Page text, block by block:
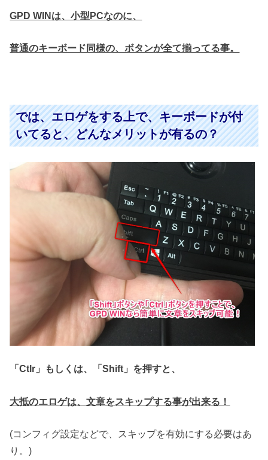
GPD WINは、小型PCなのに、
普通のキーボード同様の、ボタンが全て揃ってる事。
では、エロゲをする上で、キーボードが付
いてると、どんなメリットが有るの？
「Ctlr」もしくは、「Shift」を押すと、
大抵のエロゲは、文章をスキップする事が出来る！
(コンフィグ設定などで、スキップを有効にする必要はあ
り。)